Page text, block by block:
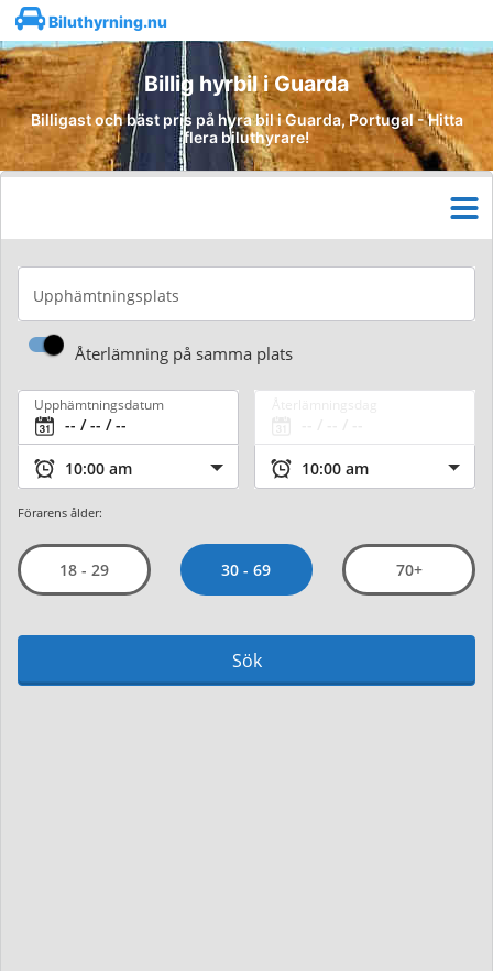
Biluthyrning.nu
Billig hyrbil i Guarda
Billigast och bäst pris på hyra bil i Guarda, Portugal - Hitta
flera biluthyrare!
Upphämtningsplats
Återlämning på samma plats
Upphämtningsdatum
Förarens ålder:
18 - 29 30 - 69 70+
Sök